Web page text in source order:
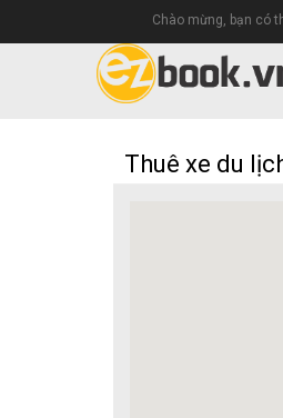
Chào mừng, bạn có
Thuê xe du